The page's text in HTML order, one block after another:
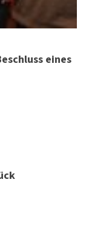
eines